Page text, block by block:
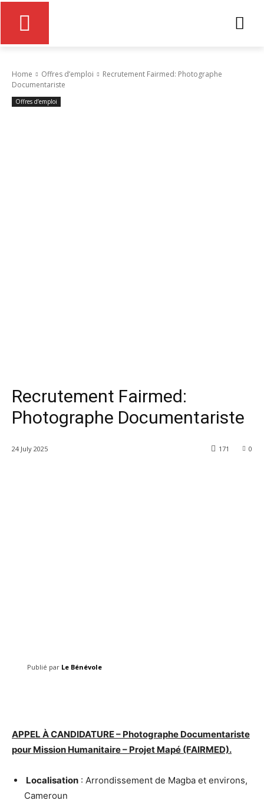
Home Offres d’emploi
Recrutement Fairmed: Photographe
Documentariste
Offres d’emploi
Recrutement Fairmed:
Photographe Documentariste
24 July 2025 0
171
Publié par Le Bénévole
APPEL À CANDIDATURE – Photographe Documentariste
pour Mission Humanitaire – Projet Mapé (FAIRMED).
Localisation : Arrondissement de Magba et environs,
Cameroun